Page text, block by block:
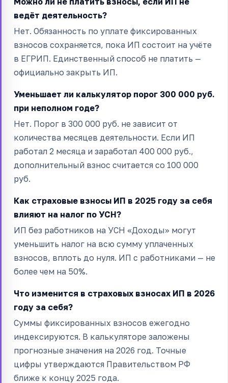
ведёт деятельность?
Нет. Обязанность по уплате фиксированных
взносов сохраняется, пока ИП состоит на учёте
в ЕГРИП. Единственный способ не платить —
официально закрыть ИП.
Уменьшает ли калькулятор порог 300 000 руб.
при неполном годе?
Нет. Порог в 300 000 руб. не зависит от
количества месяцев деятельности. Если ИП
работал 2 месяца и заработал 400 000 руб.,
дополнительный взнос считается со 100 000
руб.
Как страховые взносы ИП в 2025 году за себя
влияют на налог по УСН?
ИП без работников на УСН «Доходы» могут
уменьшить налог на всю сумму уплаченных
взносов, вплоть до нуля. ИП с работниками — не
более чем на 50%.
Что изменится в страховых взносах ИП в 2026
году за себя?
Суммы фиксированных взносов ежегодно
индексируются. В калькуляторе заложены
прогнозные значения на 2026 год. Точные
цифры утверждаются Правительством РФ
ближе к концу 2025 года.